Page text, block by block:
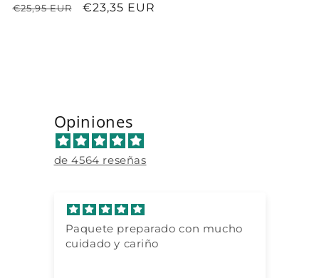
Precio
€25,95 EUR
Precio
€23,35 EUR
Opiniones
de 4564 reseñas
Paquete preparado con mucho
cuidado y cariño